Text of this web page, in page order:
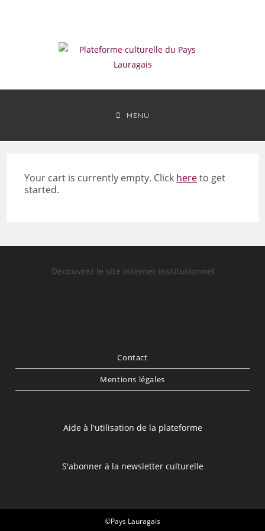
MENU
Your cart is currently empty. Click hereto get
started.
Découvrez le site internet institutionnel
Contact
Mentions légales
Aide à l'utilisation de la plateforme
S'abonner à la newsletter culturelle
©Pays Lauragais